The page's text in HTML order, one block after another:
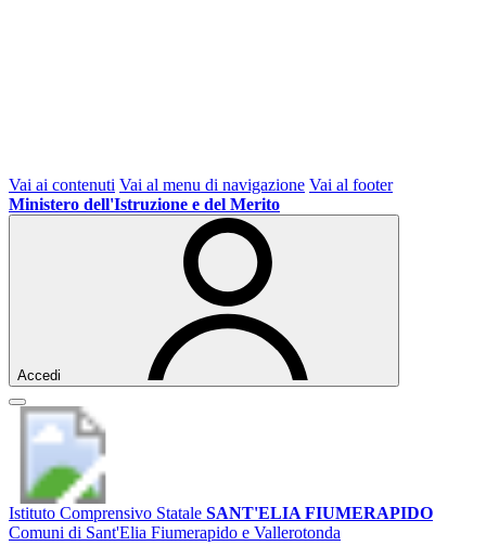
Vai ai contenuti Vai al menu di navigazione Vai al footer
Ministero dell'Istruzione e del Merito
Accedi
Istituto Comprensivo Statale SANT'ELIA FIUMERAPIDO
Comuni di Sant'Elia Fiumerapido e Vallerotonda